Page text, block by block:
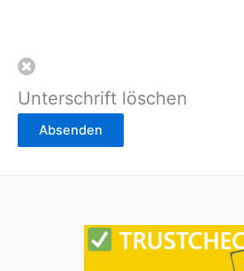
Unterschrift löschen
Absenden